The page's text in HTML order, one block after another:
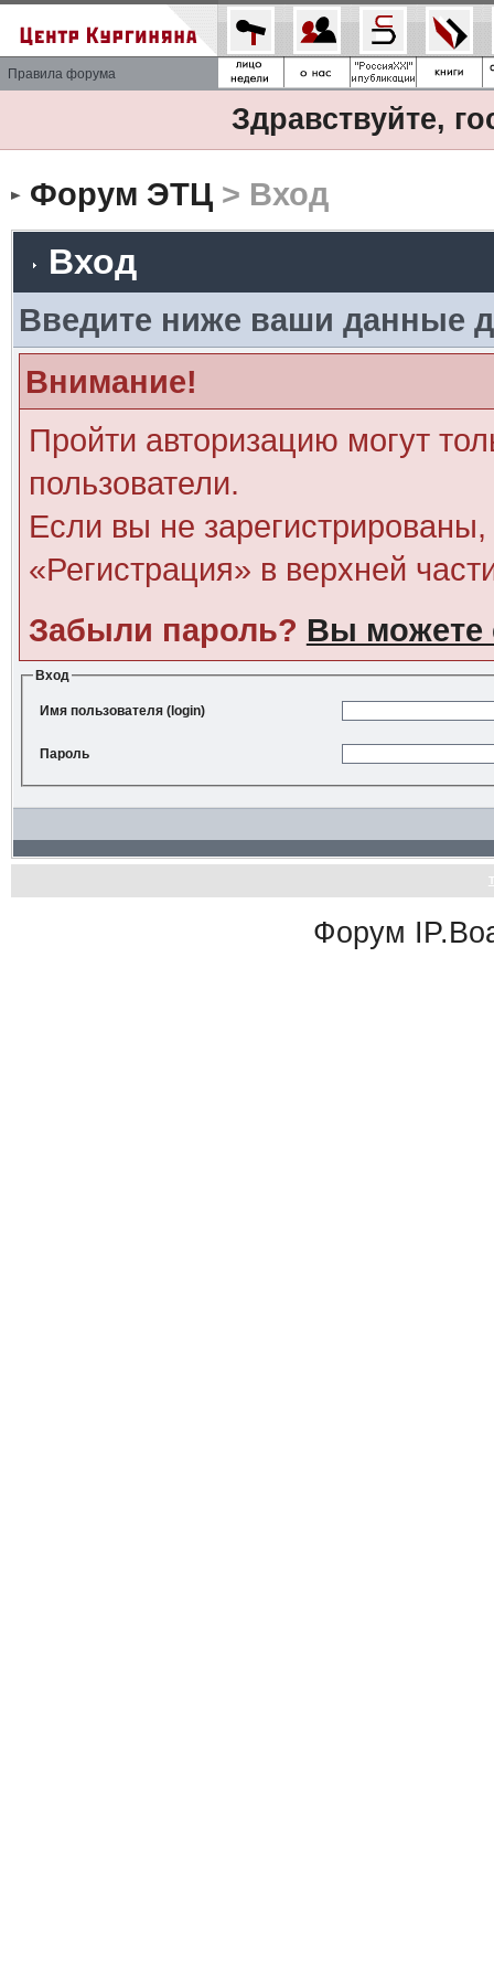
Правила форума
Здравствуйте,
Форум ЭТЦ> Вход
Вход
Введите ниже ваши данные
Внимание!
Пройти авторизацию могут
пользователи.
Если вы не
«Регистрация» в верхней
Забыли пароль? Вы можете
Вход
Имя пользователя (login)
Пароль
Форум